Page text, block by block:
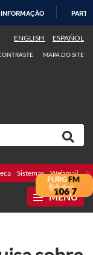
ENGLISH ESPAÑOL
MAPA DO SITE
Sistemas Webmail
MENU